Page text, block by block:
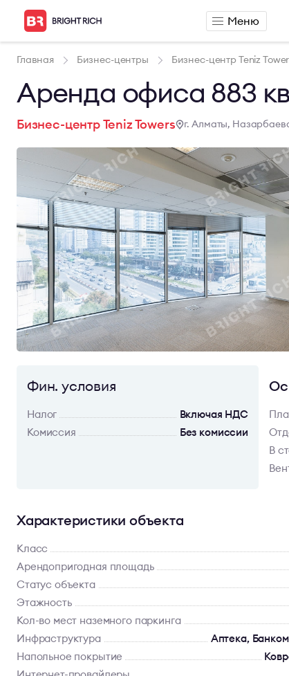
Меню
Главная Бизнес-центры Бизнес-центр Teniz
Аренда офиса 883
Бизнес-центр Teniz Towers г. Алматы,
Фин. условия
Налог
Включая НДС
Комиссия
Без комиссии
В
Характеристики объекта
Класс
Арендопригодная площадь
Статус объекта
Этажность
Кол-во мест наземного паркинга
Инфраструктура
Аптека,
Напольное покрытие
Аренда
Аренда офиса
Аренда сервисного офиса
Продажа
Продажа офиса
Продажа склада